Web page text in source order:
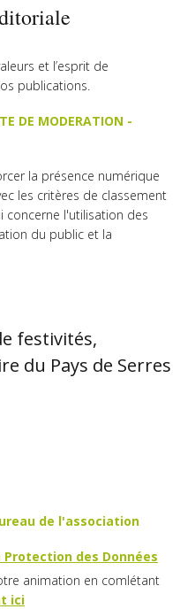
et l’esprit de
publications.
DE MODERATION -
la présence numérique
les critères de classement
concerne l'utilisation des
du public et la
festivités,
du Pays de Serres
de l'association
Protection des Données
animation en comlétant
ici